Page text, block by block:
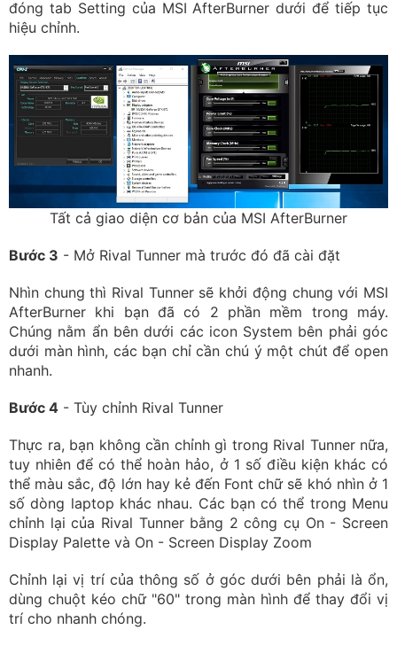
đóng tab Setting của MSI AfterBurner dưới để tiếp tục
hiệu chỉnh.
Tất cả giao diện cơ bản của MSI AfterBurner
Bước 3 - Mở Rival Tunner mà trước đó đã cài đặt
Nhìn chung thì Rival Tunner sẽ khởi động chung với MSI
AfterBurner khi bạn đã có 2 phần mềm trong máy.
Chúng nằm ẩn bên dưới các icon System bên phải góc
dưới màn hình, các bạn chỉ cần chú ý một chút để open
nhanh.
Bước 4 - Tùy chỉnh Rival Tunner
Thực ra, bạn không cần chỉnh gì trong Rival Tunner nữa,
tuy nhiên để có thể hoàn hảo, ở 1 số điều kiện khác có
thể màu sắc, độ lớn hay kẻ đến Font chữ sẽ khó nhìn ở 1
số dòng laptop khác nhau. Các bạn có thể trong Menu
chỉnh lại của Rival Tunner bằng 2 công cụ On - Screen
Display Palette và On - Screen Display Zoom
Chỉnh lại vị trí của thông số ở góc dưới bên phải là ổn,
dùng chuột kéo chữ "60" trong màn hình để thay đổi vị
trí cho nhanh chóng.